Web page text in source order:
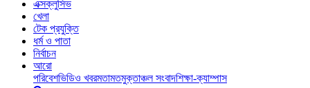
এক্সক্লুসিভ
খেলা
টেক প্রযুক্তি
ধর্ম ও পাতা
নির্বাচন
আরো
পরিবেশভিডিও খবরমতামতমুক্তাঞ্চল সংবাদশিক্ষা-ক্যাম্পাস